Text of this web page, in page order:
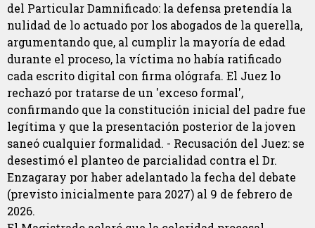
del Particular Damnificado: la defensa pretendía la
nulidad de lo actuado por los abogados de la querella,
argumentando que, al cumplir la mayoría de edad
durante el proceso, la víctima no había ratificado
cada escrito digital con firma ológrafa. El Juez lo
rechazó por tratarse de un 'exceso formal',
confirmando que la constitución inicial del padre fue
legítima y que la presentación posterior de la joven
saneó cualquier formalidad. - Recusación del Juez: se
desestimó el planteo de parcialidad contra el Dr.
Enzagaray por haber adelantado la fecha del debate
(previsto inicialmente para 2027) al 9 de febrero de
2026.